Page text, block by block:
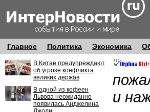
Главное Политика Экономика
В Китае предупреждают
об угрозе конфликта
великих держав
В одной из кофеен
Львова неожиданно
появилась Анджелина
и